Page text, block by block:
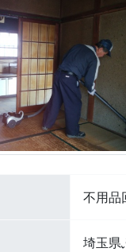
不用品
埼玉県